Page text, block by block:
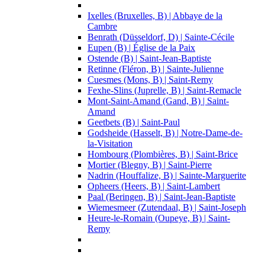
Ixelles (Bruxelles, B) | Abbaye de la
Cambre
Benrath (Düsseldorf, D) | Sainte-Cécile
Eupen (B) | Église de la Paix
Ostende (B) | Saint-Jean-Baptiste
Retinne (Fléron, B) | Sainte-Julienne
Cuesmes (Mons, B) | Saint-Remy
Fexhe-Slins (Juprelle, B) | Saint-Remacle
Mont-Saint-Amand (Gand, B) | Saint-
Amand
Geetbets (B) | Saint-Paul
Godsheide (Hasselt, B) | Notre-Dame-de-
la-Visitation
Hombourg (Plombières, B) | Saint-Brice
Mortier (Blegny, B) | Saint-Pierre
Nadrin (Houffalize, B) | Sainte-Marguerite
Opheers (Heers, B) | Saint-Lambert
Paal (Beringen, B) | Saint-Jean-Baptiste
Wiemesmeer (Zutendaal, B) | Saint-Joseph
Heure-le-Romain (Oupeye, B) | Saint-
Remy